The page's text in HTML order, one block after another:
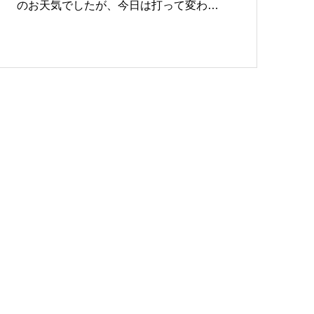
のお天気でしたが、今日は打って変わ…